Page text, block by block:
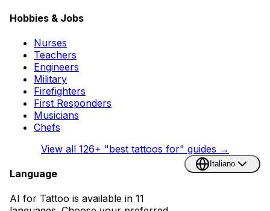
Hobbies & Jobs
Nurses
Teachers
Engineers
Military
Firefighters
First Responders
Musicians
Chefs
View all 126+ "best tattoos for" guides →
Language
AI for Tattoo is available in 11
Italiano